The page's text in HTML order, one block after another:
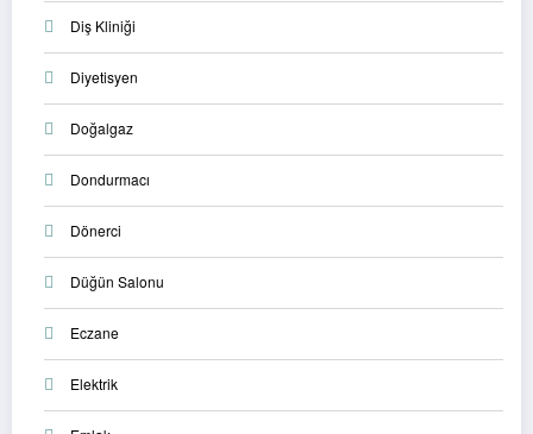
Diş Kliniği
Diyetisyen
Doğalgaz
Dondurmacı
Dönerci
Düğün Salonu
Eczane
Elektrik